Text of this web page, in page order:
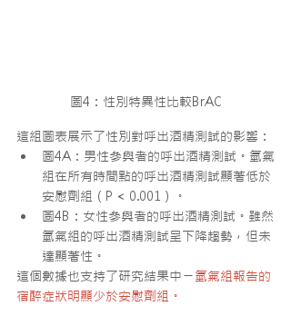
圖4：性別特異性比較BrAC
這組圖表展示了性別對呼出酒精測試的影響：
圖4A：男性參與者的呼出酒精測試。氫氣
組在所有時間點的呼出酒精測試顯著低於
安慰劑組（P < 0.001）。
圖4B：女性參與者的呼出酒精測試。雖然
氫氣組的呼出酒精測試呈下降趨勢，但未
達顯著性。
這個數據也支持了研究結果中ㄧ氫氣組報告的
宿醉症狀明顯少於安慰劑組。